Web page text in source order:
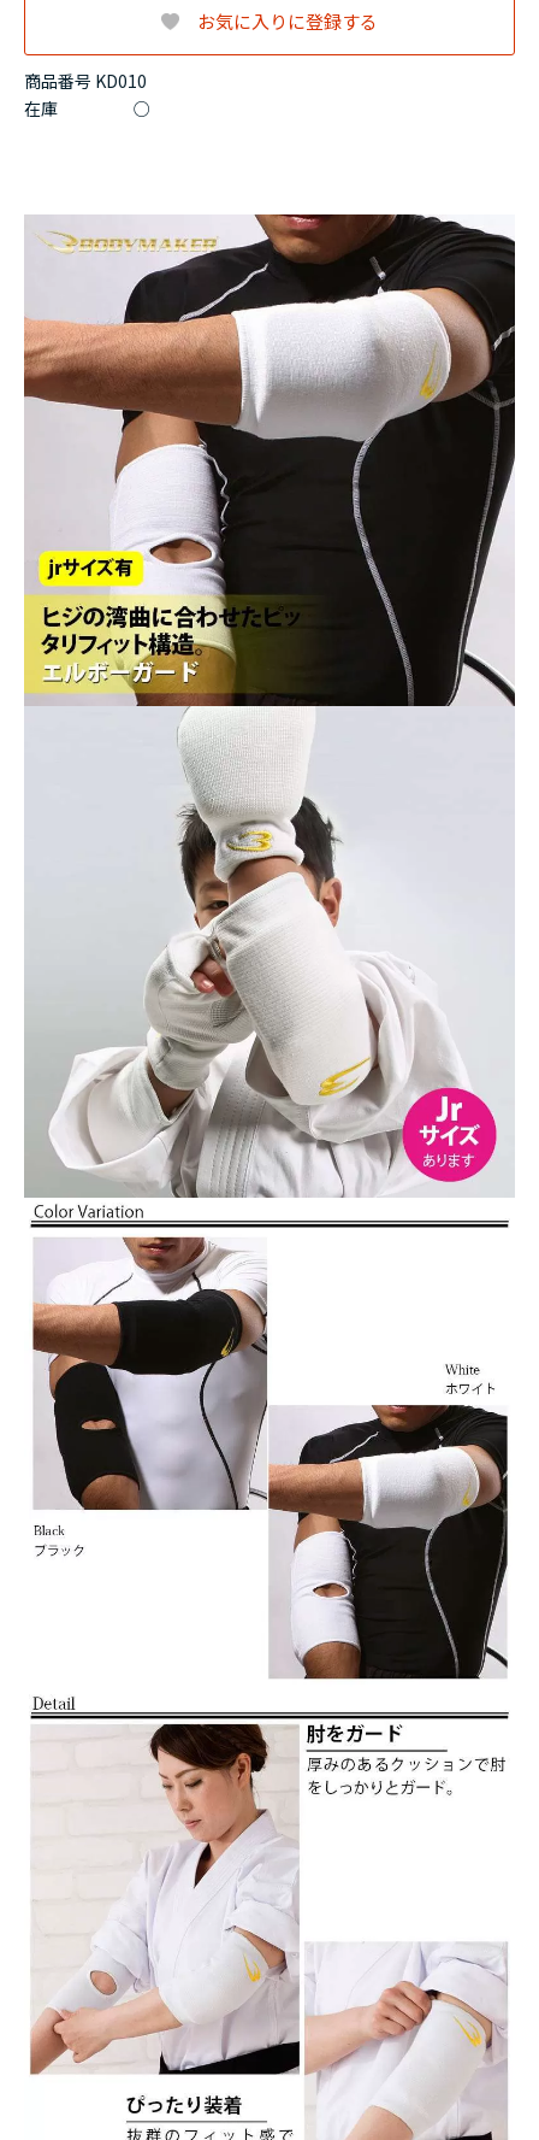
商品番号 KD010
在庫 ○
お気に入りに登録する